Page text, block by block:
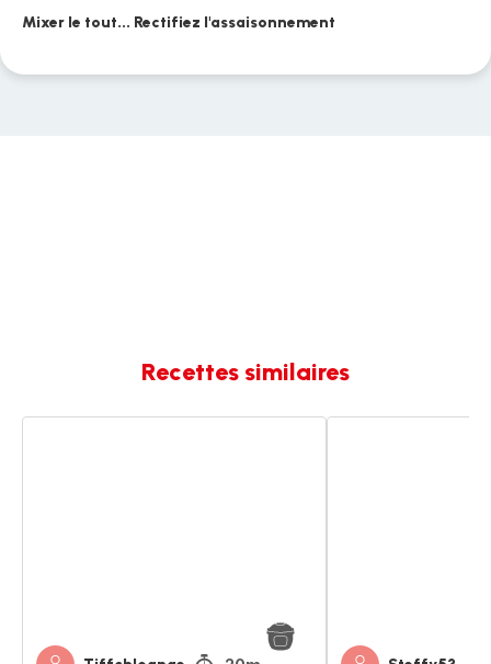
Mixer le tout... Rectifiez l'assaisonnement
Recettes similaires